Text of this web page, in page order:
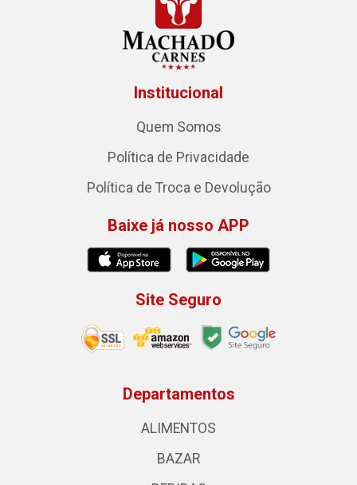
Institucional
Quem Somos
Política de Privacidade
Política de Troca e Devolução
Baixe já nosso APP
Site Seguro
Departamentos
ALIMENTOS
BAZAR